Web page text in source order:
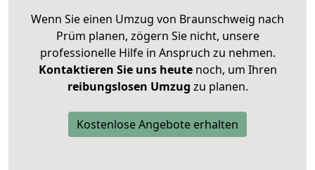
Wenn Sie einen Umzug von Braunschweig nach
Prüm planen, zögern Sie nicht, unsere
professionelle Hilfe in Anspruch zu nehmen.
Kontaktieren Sie uns heutenoch, um Ihren
reibungslosen Umzug zu planen.
Kostenlose Angebote erhalten